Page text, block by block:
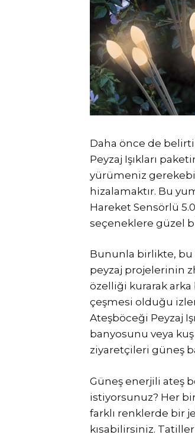
Daha önce de
Peyzaj Işıkları
yürümeniz
hizalamaktır. Bu
Hareket Sensörlü
seçeneklere güzel
Bununla birlikte, bu
peyzaj projelerinin
özelliği kurarak
çeşmesi olduğu
Ateşböceği Peyzaj
banyosunu veya
ziyaretçileri güneş
Güneş enerjili ateş
istiyorsunuz? Her
farklı renklerde bir
kısabilirsiniz.